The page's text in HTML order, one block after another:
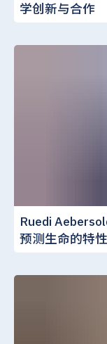
学创新与合作
Ruedi
预测生命的特性